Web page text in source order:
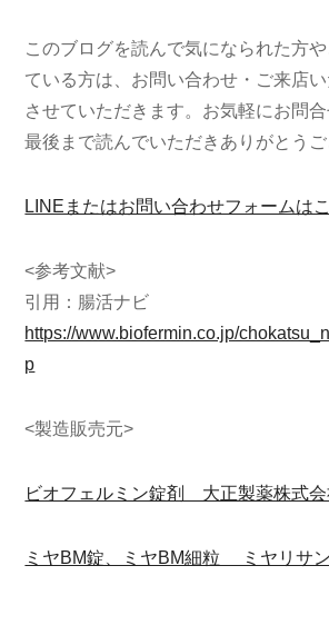
このブログを読んで気になられた方
ている方は、お問い合わせ・ご来店
させていただきます。お気軽にお問合
最後まで読んでいただきありがとうご
LINEまたはお問い合わせフォームは
<参考文献>
引用：腸活ナビ
https://www.biofermin.co.jp/
p
<製造販売元>
ビオフェルミン錠剤 大正製薬株式会
ミヤBM錠、ミヤBM細粒 ミヤリサ